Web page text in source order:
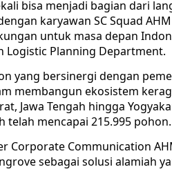
bisa menjadi bagian dari
karyawan SC Squad
untuk masa depan
Logistic Planning Department.
yang bersinergi dengan
membangun ekosistem
Jawa Tengah hingga
telah mencapai 215.995 pohon.
Corporate Communication
sebagai solusi alamiah